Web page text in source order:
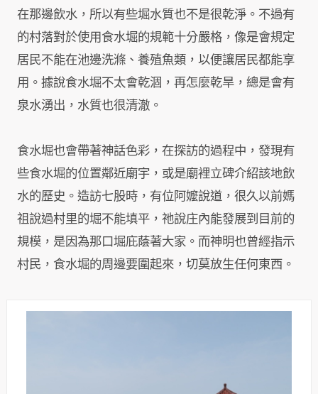
在那邊飲水，所以有些堀水質也不是很乾淨。不過有
的村落對於使用食水堀的規範十分嚴格，像是會規定
居民不能在池邊洗滌、養殖魚類，以便讓居民都能享
用。據說食水堀不太會乾涸，再怎麼乾旱，總是會有
泉水湧出，水質也很清澈。
食水堀也會帶著神話色彩，在探訪的過程中，發現有
些食水堀的位置鄰近廟宇，或是廟裡立碑介紹該地飲
水的歷史。造訪七股時，有位阿嬤說道，很久以前媽
祖說過村里的堀不能填平，祂說庄內能發展到目前的
規模，是因為那口堀庇蔭著大家。而神明也曾經指示
村民，食水堀的周邊要圍起來，切莫放生任何東西。